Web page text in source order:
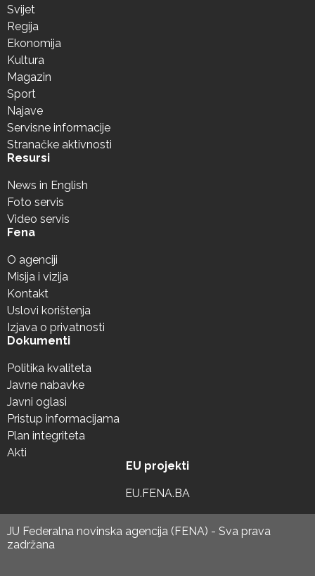
Svijet
Regija
Ekonomija
Kultura
Magazin
Sport
Najave
Servisne informacije
Stranačke aktivnosti
Resursi
News in English
Foto servis
Video servis
Fena
O agenciji
Misija i vizija
Kontakt
Uslovi korištenja
Izjava o privatnosti
Dokumenti
Politika kvaliteta
Javne nabavke
Javni oglasi
Pristup informacijama
Plan integriteta
Akti
EU projekti
EU.FENA.BA
JU Federalna novinska agencija (FENA) - Sva prava
zadržana